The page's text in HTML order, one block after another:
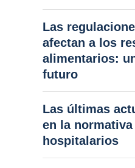
Las
afectan a los
alimentarios:
futuro
Las últimas
en la
hospitalarios